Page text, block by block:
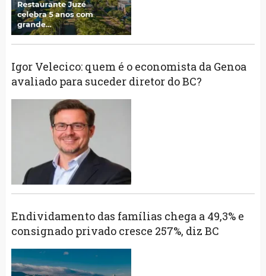
Igor Velecico: quem é o economista da Genoa
avaliado para suceder diretor do BC?
Endividamento das famílias chega a 49,3% e
consignado privado cresce 257%, diz BC